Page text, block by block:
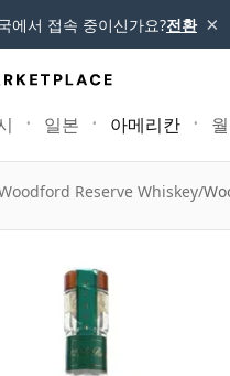
에서 접속 중이신가요?전환 ×
일본 아메리칸
Reserve Whiskey/